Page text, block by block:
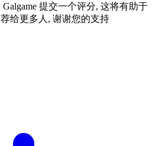
Galgame 提交一个评分, 这将有助于
给更多人, 谢谢您的支持